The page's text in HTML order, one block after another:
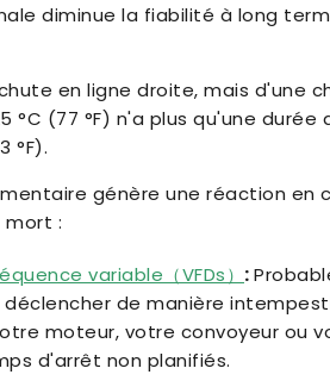
diminue la fiabilité à long
en ligne droite, mais d'une
°C (77 °F) n'a plus qu'une
°F).
génère une réaction en
mort :
variable（VFDs） :
de manière
moteur, votre convoyeur ou
d'arrêt non planifiés.